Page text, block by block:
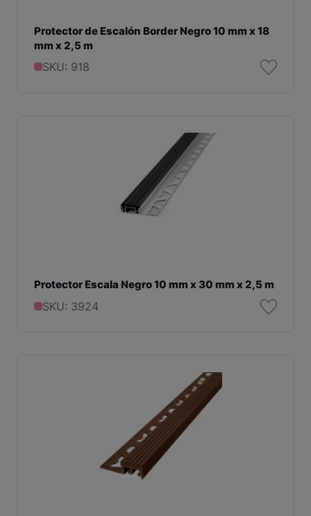
Protector de Escalón Border Negro 10 mm x 18
mm x 2,5 m
SKU: 918
Protector Escala Negro 10 mm x 30 mm x 2,5 m
SKU: 3924